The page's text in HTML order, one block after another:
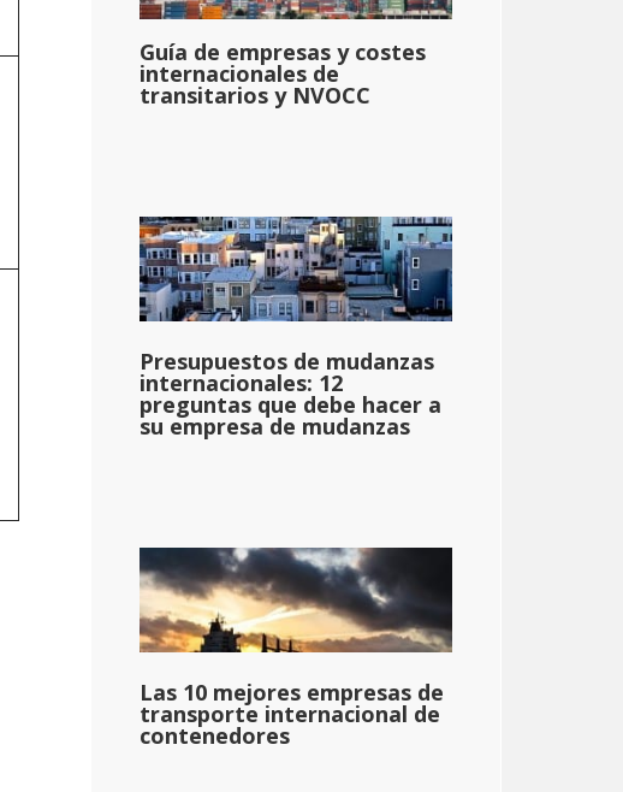
Guía de empresas y costes
internacionales de
transitarios y NVOCC
Presupuestos de mudanzas
internacionales: 12
preguntas que debe hacer a
su empresa de mudanzas
Las 10 mejores empresas de
transporte internacional de
contenedores